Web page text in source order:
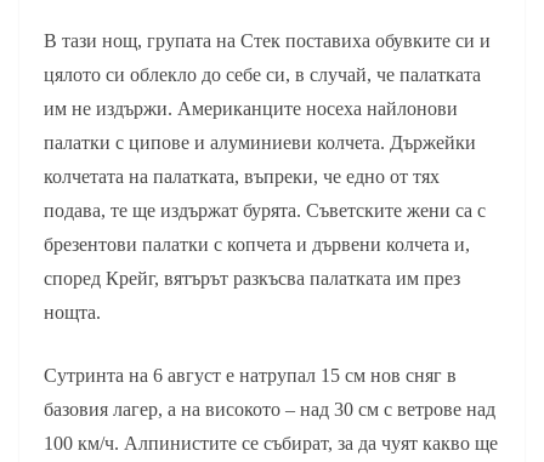
В тази нощ, групата на Стек поставиха обувките си и
цялото си облекло до себе си, в случай, че палатката
им не издържи. Американците носеха найлонови
палатки с ципове и алуминиеви колчета. Държейки
колчетата на палатката, въпреки, че едно от тях
подава, те ще издържат бурята. Съветските жени са с
брезентови палатки с копчета и дървени колчета и,
според Крейг, вятърът разкъсва палатката им през
нощта.
Сутринта на 6 август е натрупал 15 см нов сняг в
базовия лагер, а на високото – над 30 см с ветрове над
100 км/ч. Алпинистите се събират, за да чуят какво ще